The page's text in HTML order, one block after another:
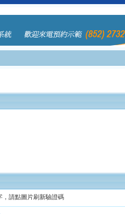
，請點圖片刷新驗證碼